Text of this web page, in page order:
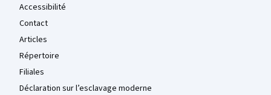
Accessibilité
Contact
Articles
Répertoire
Filiales
Déclaration sur l’esclavage moderne